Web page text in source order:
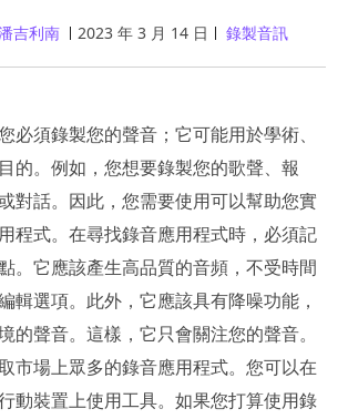
吉利南 2023 年 3 月 14 日 錄製音訊
必須錄製您的聲音；它可能用於學術、
的。例如，您想要錄製您的歌聲、報
對話。因此，您需要使用可以幫助您實
程式。在尋找錄音應用程式時，必須記
。它應該產生高品質的音頻，不受時間
輯選項。此外，它應該具有降噪功能，
的聲音。這樣，它只會關注您的聲音。
市場上眾多的錄音應用程式。您可以在
動裝置上使用工具。如果您打算使用錄